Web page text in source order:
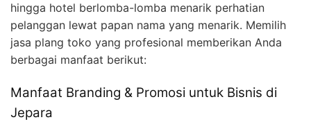
hingga hotel berlomba-lomba menarik perhatian
pelanggan lewat papan nama yang menarik. Memilih
jasa plang toko yang profesional memberikan Anda
berbagai manfaat berikut:
Manfaat Branding & Promosi untuk Bisnis di
Jepara